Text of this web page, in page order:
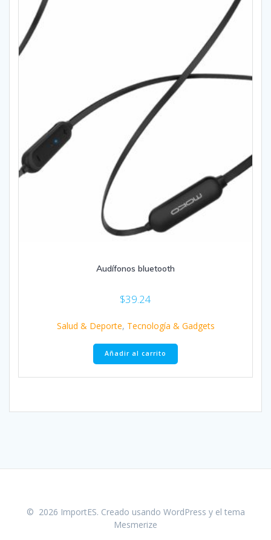
Audífonos bluetooth
$39.24
Salud & Deporte, Tecnología & Gadgets
Añadir al carrito
© 2026 ImportES. Creado usando WordPress y el tema
Mesmerize